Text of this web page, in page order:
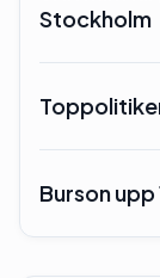
Stockholm
Burson